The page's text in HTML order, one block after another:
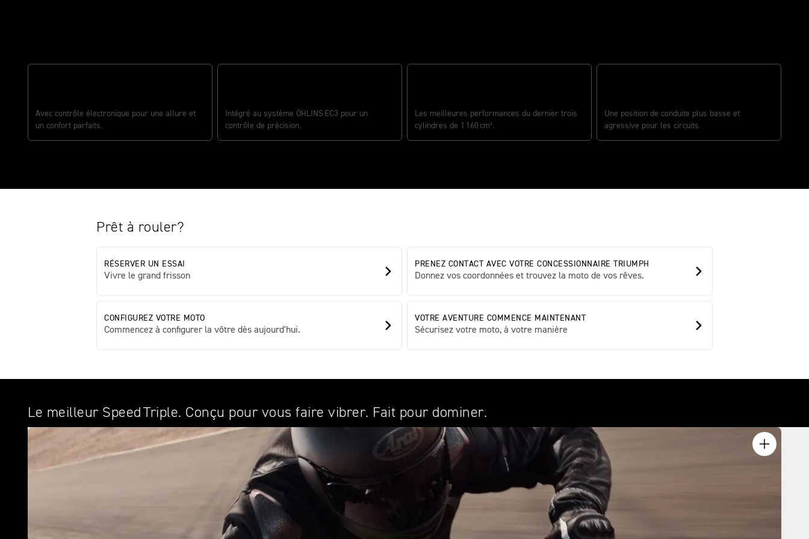
Avec contrôle électronique pour une allure et
un confort parfaits.
Intégré au système ÖHLINS EC3 pour un
contrôle de précision.
Les meilleures performances du dernier trois
cylindres de 1 160 cm³.
Une position de conduite plus basse et
agressive pour les circuits.
Prêt à rouler?
RÉSERVER UN ESSAI
Vivre le grand frisson
PRENEZ CONTACT AVEC VOTRE CONCESSIONNAIRE TRIUMPH
Donnez vos coordonnées et trouvez la moto de vos rêves.
CONFIGUREZ VOTRE MOTO
Commencez à configurer la vôtre dès aujourd'hui.
VOTRE AVENTURE COMMENCE MAINTENANT
Sécurisez votre moto, à votre manière
Le meilleur Speed Triple. Conçu pour vous faire vibrer. Fait pour dominer.